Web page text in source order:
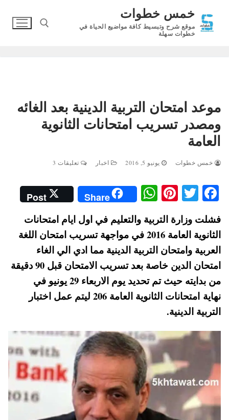
المحتوى
خمس خطوات
موقع شرح وتبسيط كافة مواضيع الحياة في
خطوات سهلة
موعد امتحان التربية الدينية بعد الغائه
ومصدر تسريب امتحانات الثانوية
العامة
خمس خطوات يونيو 5, 2016 اخبار تعليقات 3
Fa
bo
ok
T
wi
tte
r
Pi
er
es
t
W
ha
ts
A
pp
Share
Post
فشلت وزارة التربية والتعليم في اول ايام امتحانات
الثانوية العامة 2016 في مواجهة تسريب امتحان اللغة
العربية وامتحان التربية الدينية مما ادي الي الغاء
امتحان الدين خاصة بعد تسريب الامتحان قبل 90 دقيقة
من بدايته حيث تم تحديد يوم الاربعاء 29 يونيو في
نهاية امتحانات الثانوية العامة 206 ليتم عمل اختبار
التربية الدينية.